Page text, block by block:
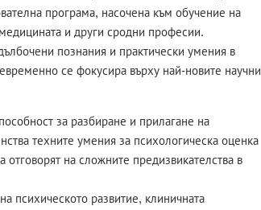
програма, насочена към обучение на
и други сродни професии.
познания и практически умения в
се фокусира върху най-новите научни
за разбиране и прилагане на
техните умения за психологическа оценка
на сложните предизвикателства в
психическото развитие, клиничната